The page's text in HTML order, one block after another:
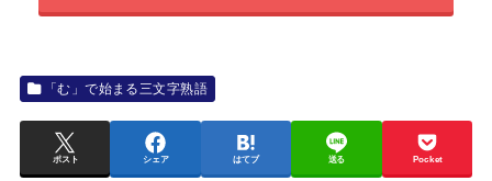
「む」で始まる三文字熟語
ポスト シェア はてブ 送る Pocket